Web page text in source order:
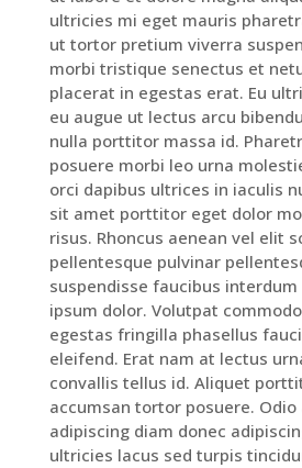
ultricies mi eget mauris
ut tortor pretium viverra
morbi tristique senectus et
placerat in egestas erat. Eu
eu augue ut lectus arcu
nulla porttitor massa id.
posuere morbi leo urna
orci dapibus ultrices in iaculis
sit amet porttitor eget dolor
risus. Rhoncus aenean vel elit
pellentesque pulvinar
suspendisse faucibus
ipsum dolor. Volutpat
egestas fringilla phasellus
eleifend. Erat nam at lectus
convallis tellus id. Aliquet
accumsan tortor posuere. Odio
adipiscing diam donec
ultricies lacus sed turpis